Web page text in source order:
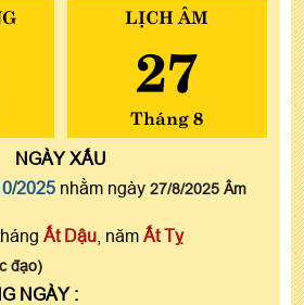
LỊCH ÂM
27
Tháng 8
NGÀYXẤU
2025 nhằm ngày 27/8/2025 Âm
tháng Ất Dậu , năm Ất Tỵ
đạo)
NGÀY :